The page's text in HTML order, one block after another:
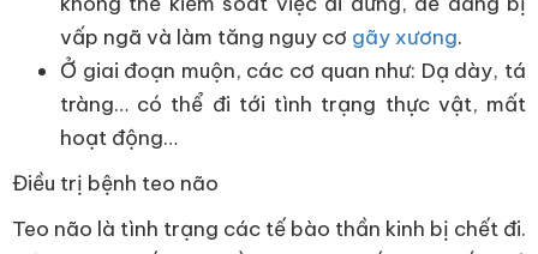
vấp ngã và làm tăng nguy cơ gãy xương.
Ở giai đoạn muộn, các cơ quan như: Dạ dày, tá
tràng… có thể đi tới tình trạng thực vật, mất
hoạt động…
Điều trị bệnh teo não
Teo não là tình trạng các tế bào thần kinh bị chết đi.